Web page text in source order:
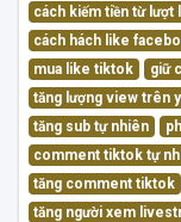
cách kiếm tiền từ
cách hách like
mua like tiktok
giữ
tăng lượng view trên
tăng sub tự nhiên
comment tiktok tự
tăng comment tiktok
tăng người xem